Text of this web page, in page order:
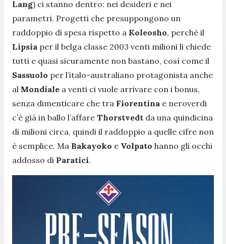
Lang) ci stanno dentro: nei desideri e nei
parametri. Progetti che presuppongono un
raddoppio di spesa rispetto a Koleosho, perché il
Lipsia per il belga classe 2003 venti milioni li chiede
tutti e quasi sicuramente non bastano, così come il
Sassuolo per l’italo-australiano protagonista anche
al Mondiale a venti ci vuole arrivare con i bonus,
senza dimenticare che tra Fiorentina e neroverdi
c’è già in ballo l’affare Thorstvedt da una quindicina
di milioni circa, quindi il raddoppio a quelle cifre non
è semplice. Ma Bakayoko e Volpato hanno gli occhi
addosso di Paratici.